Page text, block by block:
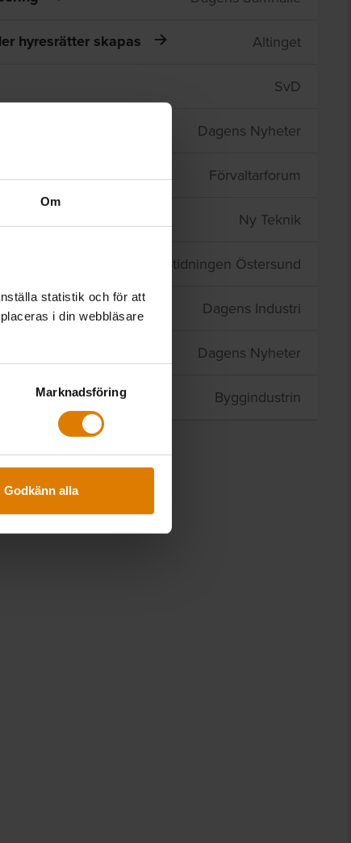
Om
statistik och för att
i din webbläsare
Marknadsföring
Godkänn alla
hyresrätter skapas Altinget
SvD
Dagens Nyheter
Förvaltarforum
Ny Teknik
Länstidningen Östersund
Dagens Industri
Dagens Nyheter
Byggindustrin